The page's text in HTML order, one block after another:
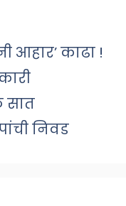
आहार’ काढा !
सात
निवड